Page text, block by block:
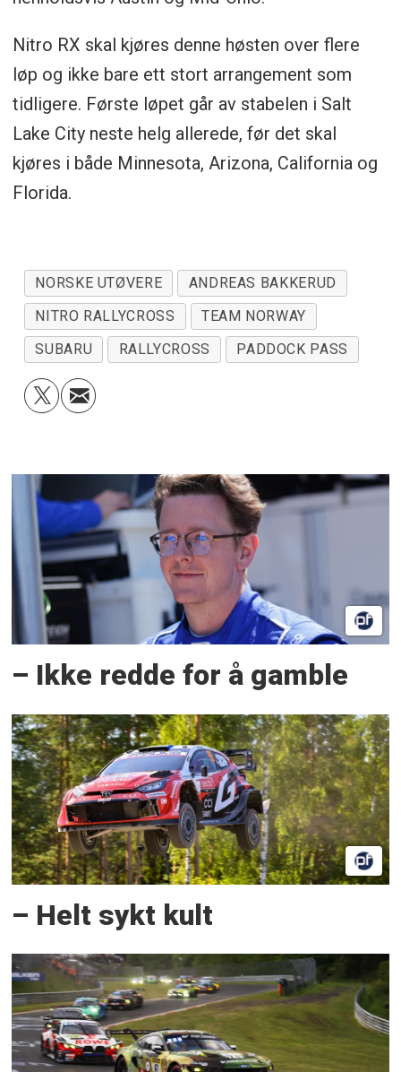
Nitro RX skal kjøres denne høsten over flere
løp og ikke bare ett stort arrangement som
tidligere. Første løpet går av stabelen i Salt
Lake City neste helg allerede, før det skal
kjøres i både Minnesota, Arizona, California og
Florida.
NORSKE UTØVERE
ANDREAS BAKKERUD
NITRO RALLYCROSS
TEAM NORWAY
SUBARU
RALLYCROSS PADDOCK PASS
– Ikke redde for å gamble
– Helt sykt kult